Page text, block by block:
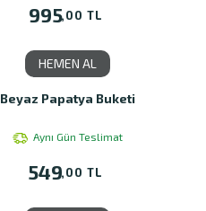
995,00 TL
HEMEN AL
Beyaz Papatya Buketi
Aynı Gün Teslimat
549,00 TL